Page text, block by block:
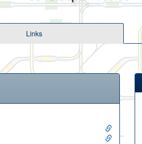
Links